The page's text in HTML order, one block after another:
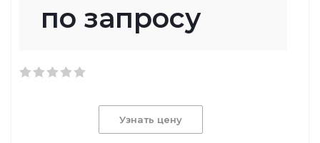
по запросу
Узнать цену